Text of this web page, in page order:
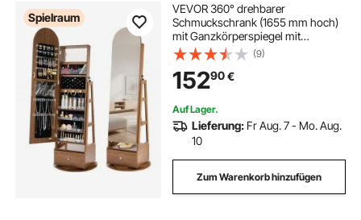
Spielraum
VEVOR 360° drehbarer
Schmuckschrank (1655 mm hoch)
mit Ganzkörperspiegel mit
Stauraum, Schmuckschrank-
Organizer mit 2 Schlüsseln &
Zubehörtaschen & Ablagefächer &
Schubladen,
Schmuckaufbewahrung
(9)
15290€
Auf Lager.
Lieferung: Fr Aug. 7 - Mo. Aug.
10
Zum Warenkorb hinzufügen